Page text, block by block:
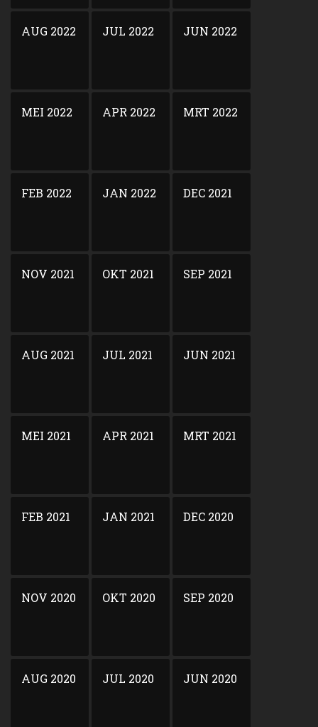
AUG 2022 JUL 2022 JUN 2022
MEI 2022 APR 2022 MRT 2022
FEB 2022 JAN 2022 DEC 2021
NOV 2021 OKT 2021 SEP 2021
AUG 2021 JUL 2021 JUN 2021
MEI 2021 APR 2021 MRT 2021
FEB 2021 JAN 2021 DEC 2020
NOV 2020 OKT 2020 SEP 2020
AUG 2020 JUL 2020 JUN 2020